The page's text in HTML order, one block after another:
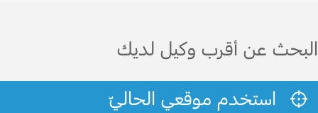
البحث عن أقرب وكيل لديك
استخدم موقعي الحاليّ